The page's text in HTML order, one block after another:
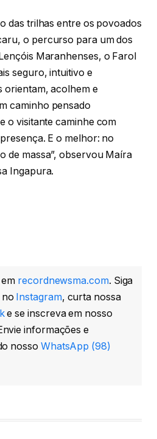
das trilhas entre os povoados
o percurso para um dos
Maranhenses, o Farol
seguro, intuitivo e
orientam, acolhem e
caminho pensado
o visitante caminhe com
E o melhor: no
de massa”, observou Maíra
Ingapura.
recordnewsma.com. Siga
no Instagram, curta nossa
e se inscreva em nosso
informações e
nosso WhatsApp (98)